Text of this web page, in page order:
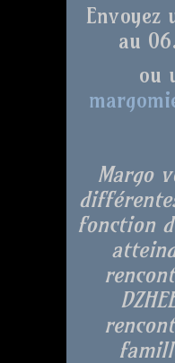
Envoyez
au
ou
Margo
fonction